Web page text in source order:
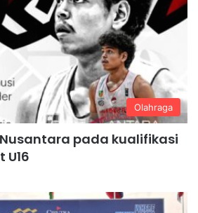
Olahraga
pada kualifikasi
U16